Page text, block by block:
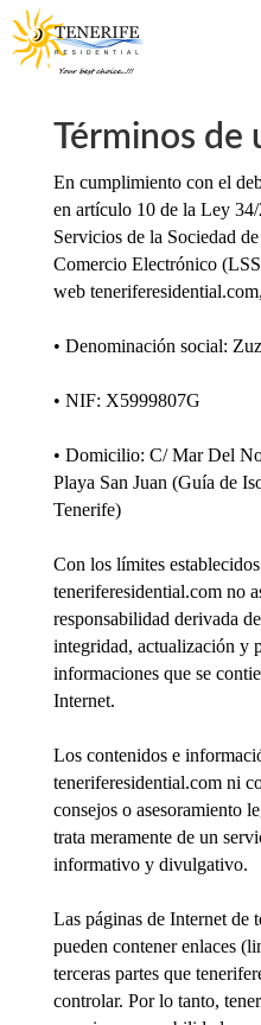
Términos de
En cumplimiento con el
en artículo 10 de la Ley
Servicios de la Sociedad
Comercio Electrónico
web
• Denominación social:
• NIF: X5999807G
• Domicilio: C/ Mar Del
Playa San Juan (Guía de
Tenerife)
Con los límites
teneriferesidential.com no
responsabilidad derivada
integridad, actualización y
informaciones que se
Internet.
Los contenidos e
teneriferesidential.com ni
consejos o asesoramiento
trata meramente de un
informativo y divulgativo.
Las páginas de Internet de
pueden contener enlaces
terceras partes que
controlar. Por lo tanto,